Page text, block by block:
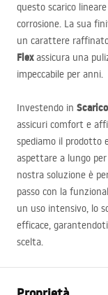
questo scarico
corrosione. La sua
un carattere
Flexassicura una
impeccabile per anni.
Investendo in
assicuri comfort e
spediamo il prodotto
aspettare a lungo
nostra soluzione è
passo con la
un uso intensivo, lo
efficace,
scelta.